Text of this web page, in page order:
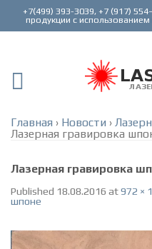
+7(499) 393-3039, +7 (917)
Главная › Новости ›
Лазерная гравировка
Лазерная гравировка
Published 18.08.2016 at972 ×
шпоне